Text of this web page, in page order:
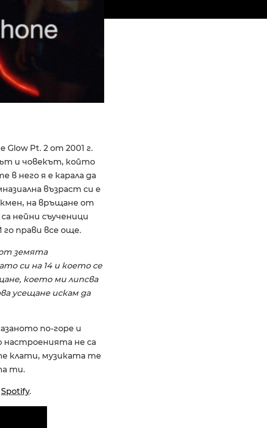
Pt. 2 от 2001 г.
и човекът, който
в него я е карала да
възраст си е
на връщане от
нейни съученици
прави все още.
от земята
си на 14 и което се
което ми липсва
усещане искам да
по-горе и
не са
клати, музиката те
ти.
Spotify.